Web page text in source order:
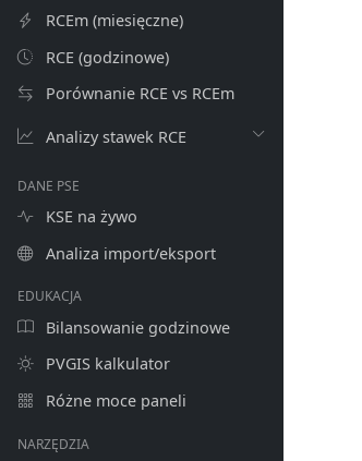
RCEm (miesięczne)
RCE (godzinowe)
Porównanie RCE vs RCEm
Analizy stawek RCE
DANE PSE
KSE na żywo
Analiza import/eksport
EDUKACJA
Bilansowanie godzinowe
PVGIS kalkulator
Różne moce paneli
NARZĘDZIA